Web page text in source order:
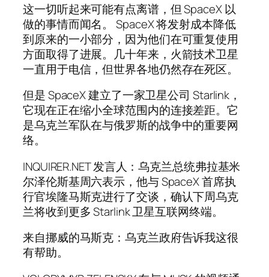
这一切听起来可能有点离谱，但 SpaceX 以
做的事情而闻名。 SpaceX 将发射成本降低
到原来的一小部分，因为他们在可重复使用
方面取得了进展。几十年来，火箭技术卫星
一直用于电信，但世界各地仍然存在死区。
但是 SpaceX 建立了一家卫星公司 Starlink，
它现在正在缩小全球范围内的连接差距。它
是乌克兰军队在与俄罗斯的战争中的重要网
络。
INQUIRER.NET 发言人：乌克兰总统弗拉基米
尔泽伦斯基周六表示，他与 SpaceX 首席执
行官埃隆马斯克进行了交谈，确认下周乌克
兰将收到更多 Starlink 卫星互联网终端。
来自挪威的马斯克：乌克兰政府告诉我这很
有帮助。